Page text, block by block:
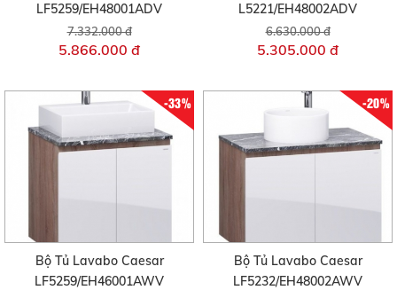
LF5259/EH48001ADV
7.332.000 đ
5.866.000 đ
L5221/EH48002ADV
6.630.000 đ
5.305.000 đ
-33%
Bộ Tủ Lavabo Caesar
LF5259/EH46001AWV
-20%
Bộ Tủ Lavabo Caesar
LF5232/EH48002AWV